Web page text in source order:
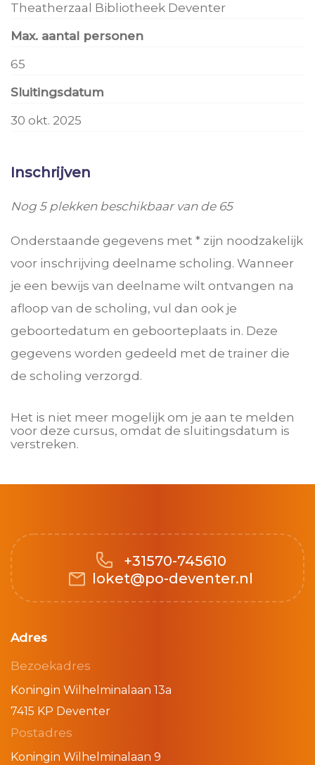
Theatherzaal Bibliotheek Deventer
Max. aantal personen
65
Sluitingsdatum
30 okt. 2025
Inschrijven
Nog 5 plekken beschikbaar van de 65
Onderstaande gegevens met * zijn noodzakelijk
voor inschrijving deelname scholing. Wanneer
je een bewijs van deelname wilt ontvangen na
afloop van de scholing, vul dan ook je
geboortedatum en geboorteplaats in. Deze
gegevens worden gedeeld met de trainer die
de scholing verzorgd.
Het is niet meer mogelijk om je aan te melden
voor deze cursus, omdat de sluitingsdatum is
verstreken.
+31570-745610
loket@po-deventer.nl
Adres
Bezoekadres
Koningin Wilhelminalaan 13a
7415 KP Deventer
Postadres
Koningin Wilhelminalaan 9